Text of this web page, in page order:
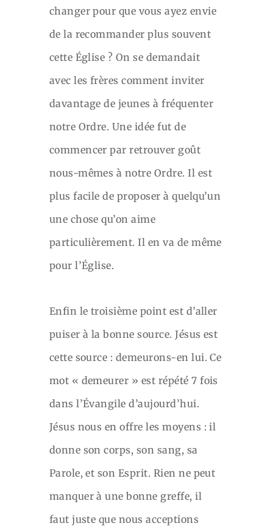
changer pour que vous ayez envie
de la recommander plus souvent
cette Église ? On se demandait
avec les frères comment inviter
davantage de jeunes à fréquenter
notre Ordre. Une idée fut de
commencer par retrouver goût
nous-mêmes à notre Ordre. Il est
plus facile de proposer à quelqu’un
une chose qu’on aime
particulièrement. Il en va de même
pour l’Église.
Enfin le troisième point est d’aller
puiser à la bonne source. Jésus est
cette source : demeurons-en lui. Ce
mot « demeurer » est répété 7 fois
dans l’Évangile d’aujourd’hui.
Jésus nous en offre les moyens : il
donne son corps, son sang, sa
Parole, et son Esprit. Rien ne peut
manquer à une bonne greffe, il
faut juste que nous acceptions